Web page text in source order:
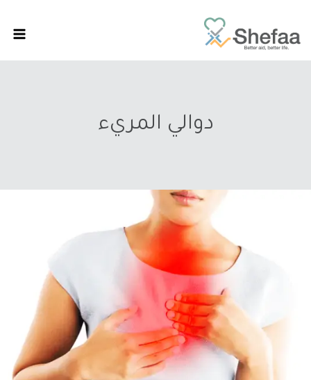
دوالي المريء